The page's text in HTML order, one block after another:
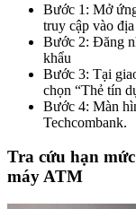
Bước 1: Mở
truy cập vào
Bước 2: Đăng
khẩu
Bước 3: Tại
chọn “Thẻ tín
Bước 4: Màn
Techcombank.
Tra cứu hạn
máy ATM